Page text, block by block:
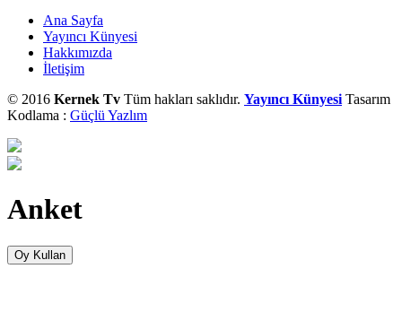
Ana Sayfa
Yayıncı Künyesi
Hakkımızda
İletişim
© 2016 Kernek Tv Tüm hakları saklıdır. Yayıncı Künyesi Tasarım
Kodlama : Güçlü Yazlım
Anket